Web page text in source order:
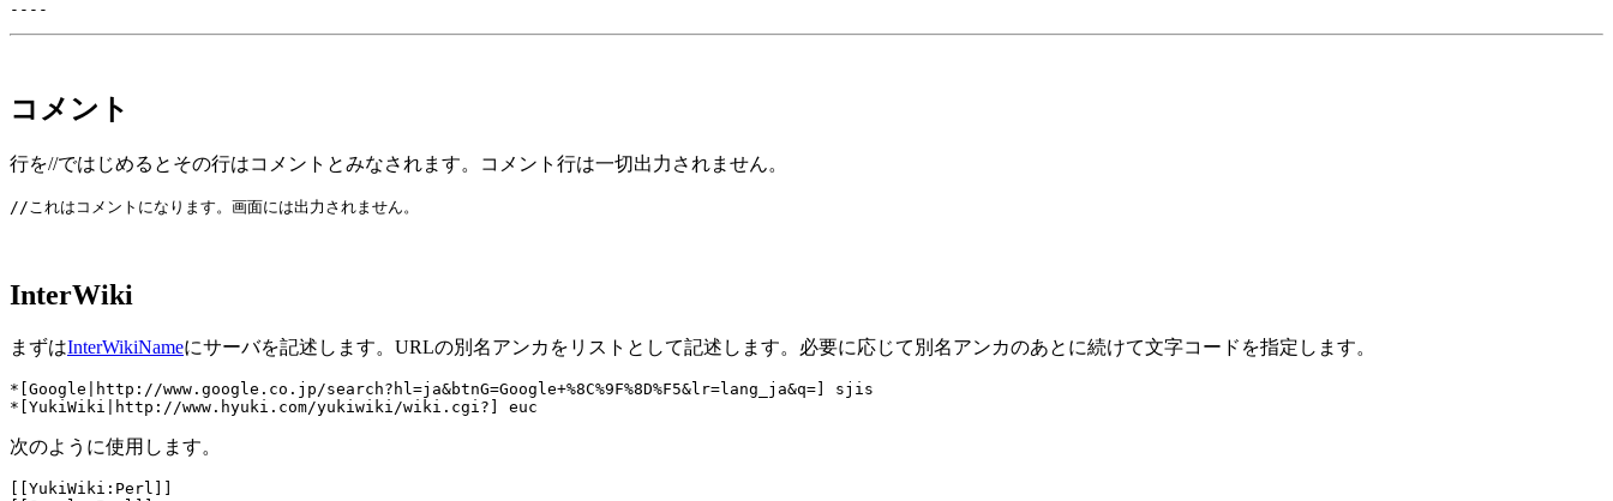
コメント
行を//ではじめるとその行はコメントとみなされます。コメント行は一切出力されません。
InterWiki
まずはInterWikiNameにサーバを記述します。URLの別名アンカをリストとして記述します。必要に応じて別名アンカのあとに続けて文字コードを指定します。
*[Google|http://www.google.co.jp/search?hl=ja&btnG=Google+%8C%9F%8D%F5&lr=lang_ja&q=] sjis
次のように使用します。
[[YukiWiki:Perl]]